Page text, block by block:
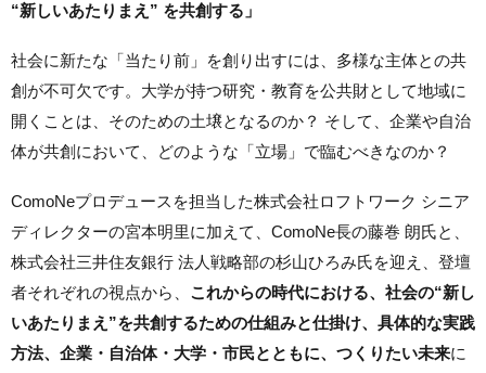
“新しいあたりまえ” を共創する」
社会に新たな「当たり前」を創り出すには、多様な主体との共
創が不可欠です。大学が持つ研究・教育を公共財として地域に
開くことは、そのための土壌となるのか？ そして、企業や自治
体が共創において、どのような「立場」で臨むべきなのか？
ComoNeプロデュースを担当した株式会社ロフトワーク シニア
ディレクターの宮本明里に加えて、ComoNe長の藤巻 朗氏と、
株式会社三井住友銀行 法人戦略部の杉山ひろみ氏を迎え、登壇
者それぞれの視点から、 これからの時代における、社会の“新し
いあたりまえ”を共創するための仕組みと仕掛け、具体的な実践
方法、企業・自治体・大学・市民とともに、つくりたい未来に